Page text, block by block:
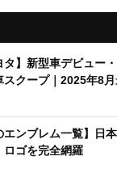
タ】新型車デビュー
スクープ｜2025年8
エンブレム一覧】日
ロゴを完全網羅